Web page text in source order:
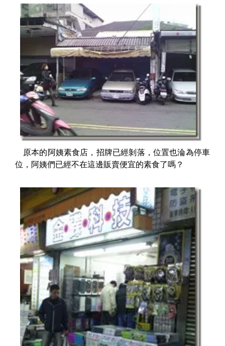
原本的阿姨素食店，招牌已經剝落，位置也淪為停車
位，阿姨們已經不在這邊販賣便宜的素食了嗎？